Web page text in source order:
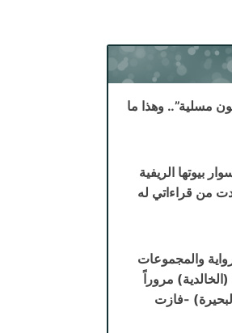
مسلية”.. وهذا ما
بيوتها الريفية
من قراءاتي له
والمجموعات
(الخالدية) مروراً
(بيوت وراء الاشجار) (1993)، (صخب البحيرة) -فازت